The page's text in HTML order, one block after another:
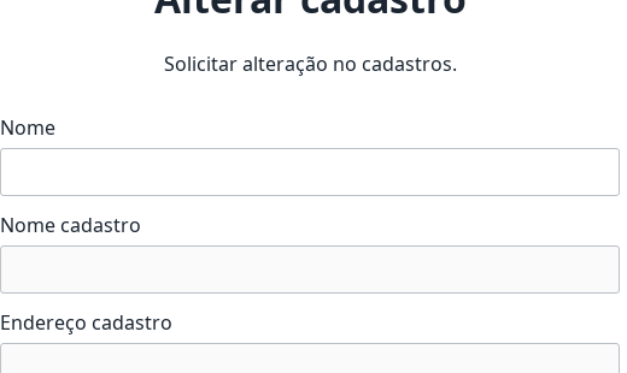
Solicitar alteração no cadastros.
Nome
Nome cadastro
Endereço cadastro